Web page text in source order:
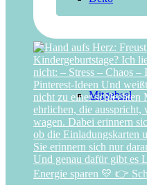
Mitgebsel